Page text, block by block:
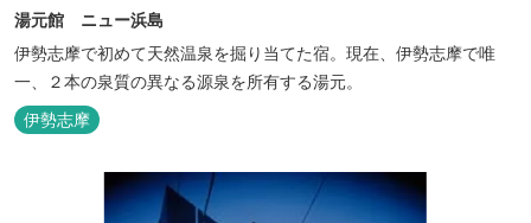
湯元館 ニュー浜島
伊勢志摩で初めて天然温泉を掘り当てた宿。現在、伊勢志摩で唯
一、２本の泉質の異なる源泉を所有する湯元。
伊勢志摩